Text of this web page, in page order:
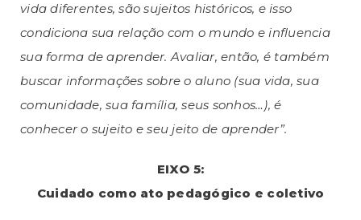
vida diferentes, são sujeitos históricos, e isso
condiciona sua relação com o mundo e influencia
sua forma de aprender. Avaliar, então, é também
buscar informações sobre o aluno (sua vida, sua
comunidade, sua família, seus sonhos…), é
conhecer o sujeito e seu jeito de aprender”.
EIXO 5:
Cuidado como ato pedagógico e coletivo